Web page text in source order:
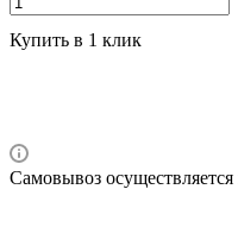
Купить в 1 клик
Самовывоз